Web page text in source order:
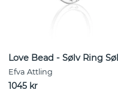
Love Bead - Sølv Ring
Efva Attling
1045 kr